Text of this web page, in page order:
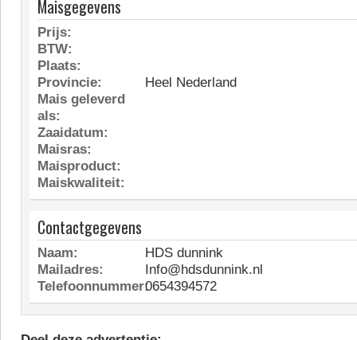
Maisgegevens
Prijs:
BTW:
Plaats:
Provincie:
Heel Nederland
Mais geleverd
als:
Zaaidatum:
Maisras:
Maisproduct:
Maiskwaliteit:
Contactgegevens
Naam:
HDS dunnink
Mailadres:
Info@hdsdunnink.nl
Telefoonnummer:0654394572